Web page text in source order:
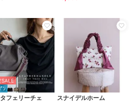
SALE
ﾝ
フェリーチェ スナイデルホーム